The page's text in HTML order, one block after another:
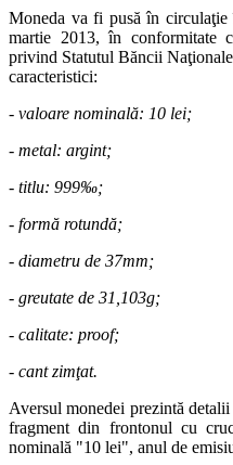
Moneda va fi pusă în
martie 2013, în conformitate
privind Statutul Băncii
caracteristici:
- valoare nominală: 10 lei;
- metal: argint;
- titlu: 999‰;
- formă rotundă;
- diametru de 37mm;
- greutate de 31,103g;
- calitate: proof;
- cant zimţat.
Aversul monedei prezintă
fragment din frontonul cu
nominală "10 lei", anul de